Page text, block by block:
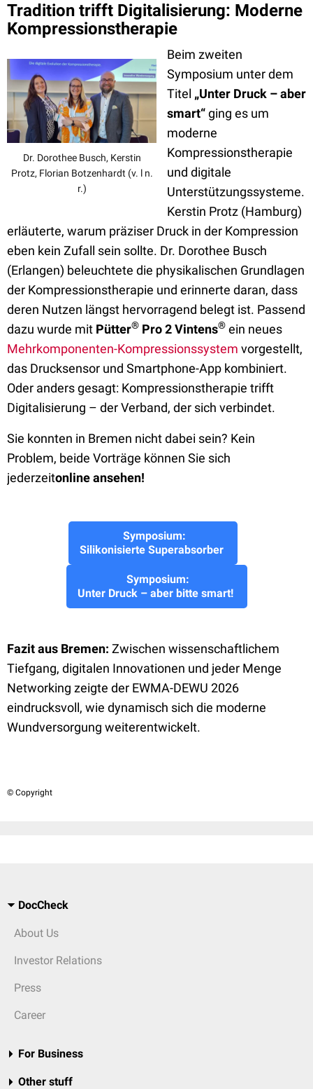
Tradition trifft Digitalisierung: Moderne
Kompressionstherapie
Beim zw
Dr. Dorothee Busch, Kerstin
Protz, Florian Botzenhardt (v. l n.
r.)
eiten
Symposium unter dem
Titel „Unter Druck – aber
smart“ging es um
moderne
Kompressionstherapie
und digitale
Unterstützungssysteme.
Kerstin Protz (Hamburg)
erläuterte, warum präziser Druck in der Kompression
eben kein Zufall sein sollte. Dr. Dorothee Busch
(Erlangen) beleuchtete die physikalischen Grundlagen
der Kompressionstherapie und erinnerte daran, dass
deren Nutzen längst hervorragend belegt ist. Passend
dazu wurde mit Pütter® Pro 2 Vintens® ein neues
Mehrkomponenten-Kompressionssystem vorgestellt,
das Drucksensor und Smartphone-App kombiniert.
Oder anders gesagt: Kompressionstherapie trifft
Digitalisierung – der Verband, der sich verbindet.
Sie konnten in Bremen nicht dabei sein? Kein
Problem, beide Vorträge können Sie sich
jederzeitonline ansehen!
Symposium:
Silikonisierte Superabsorber
Symposium:
Unter Druck – aber bitte smart!
Fazit aus Bremen: Zwischen wissenschaftlichem
Tiefgang, digitalen Innovationen und jeder Menge
Networking zeigte der EWMA-DEWU 2026
eindrucksvoll, wie dynamisch sich die moderne
Wundversorgung weiterentwickelt.
© Copyright
DocCheck
About Us
Investor Relations
Press
Career
For Business
Other stuff